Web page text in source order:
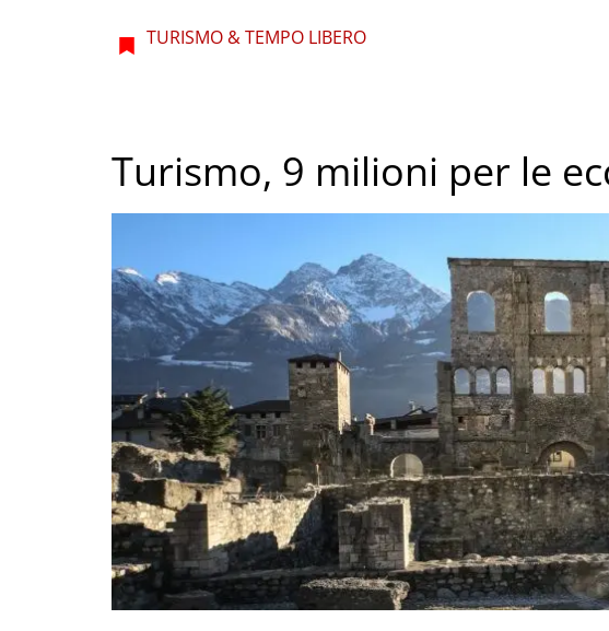
TURISMO & TEMPO LIBERO
Turismo, 9 milioni per le